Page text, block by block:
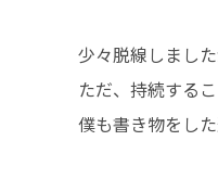
少々脱線しまし
ただ、持続する
僕も書き物をし